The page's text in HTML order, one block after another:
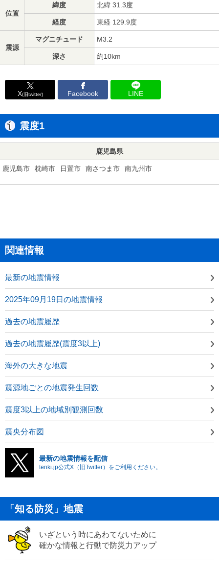
位置
緯度 北緯 31.3度
経度 東経 129.9度
震源
マグニチュード M3.2
深さ 約10km
X(旧twitter) Facebook LINE
震度1
鹿児島県
鹿児島市 枕崎市 日置市 南さつま市 南九州市
関連情報
最新の地震情報
2025年09月19日の地震情報
過去の地震履歴
過去の地震履歴(震度3以上)
海外の大きな地震
震源地ごとの地震発生回数
震度3以上の地域別観測回数
震央分布図
最新の地震情報を配信
tenki.jp公式X（旧Twitter）をご利用ください。
「知る防災」地震
いざという時にあわてないために
確かな情報と行動で防災力アップ